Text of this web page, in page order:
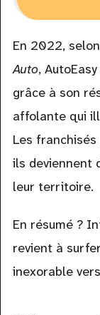
En 2022,
Auto,
grâce à son
affolante qui
Les
ils deviennent
leur territoire.
En résumé ?
revient à
inexorable